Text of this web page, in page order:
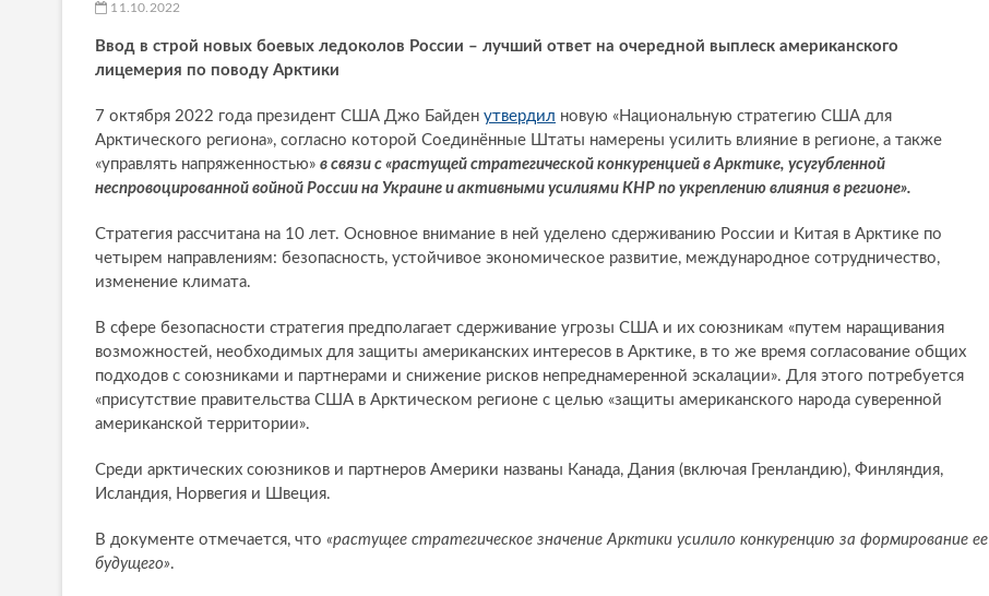
11.10.2022
Ввод в строй новых боевых ледоколов России – лучший ответ на очередной выплеск американского
лицемерия по поводу Арктики
7 октября 2022 года президент США Джо Байден утвердил новую «Национальную стратегию США для
Арктического региона», согласно которой Соединённые Штаты намерены усилить влияние в регионе, а также
«управлять напряженностью» в связи с «растущей стратегической конкуренцией в Арктике, усугубленной
неспровоцированной войной России на Украине и активными усилиями КНР по укреплению влияния в регионе».
Стратегия рассчитана на 10 лет. Основное внимание в ней уделено сдерживанию России и Китая в Арктике по
четырем направлениям: безопасность, устойчивое экономическое развитие, международное сотрудничество,
изменение климата.
В сфере безопасности стратегия предполагает сдерживание угрозы США и их союзникам «путем наращивания
возможностей, необходимых для защиты американских интересов в Арктике, в то же время согласование общих
подходов с союзниками и партнерами и снижение рисков непреднамеренной эскалации». Для этого потребуется
«присутствие правительства США в Арктическом регионе с целью «защиты американского народа суверенной
американской территории».
Среди арктических союзников и партнеров Америки названы Канада, Дания (включая Гренландию), Финляндия,
Исландия, Норвегия и Швеция.
В документе отмечается, что «растущее стратегическое значение Арктики усилило конкуренцию за формирование ее
будущего».